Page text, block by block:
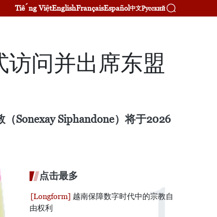
Tiếng ViệtEnglishFrançaisEspañol中文Русский
问并出席东盟
Sonexay Siphandone）将于2026
点击最多
越南保障数字时代中的宗教自
由权利